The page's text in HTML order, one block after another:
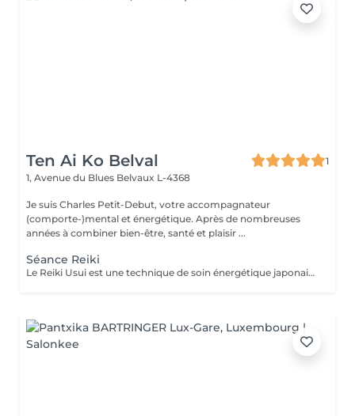
Ten Ai Ko Belval
1
1, Avenue du Blues Belvaux L-4368
Je suis Charles Petit-Debut, votre accompagnateur
(comporte-)mental et énergétique. Après de nombreuses
années à combiner bien-être, santé et plaisir ...
Séance Reiki
Le Reiki Usui est une technique de soin énergétique japonaise, fondée par Mikao Usui au début du XXème siècle. Elle repose sur le principe de transmission de l'énergie universelle par imposition des mains pour favoriser la guérison et le bien-être. Les bienfaits du Reiki incluent l'harmonisation du corps et de l'esprit, la réduction du stress et la promotion de la relaxation pour une amélioration de la qualité du sommeil, le renforcement du système immunitaire et l'équilibrage des émotions. Le Reiki peut être utilisé pour soulager une douleur ponctuelle ou pour accompagner un traitement plus lourd.